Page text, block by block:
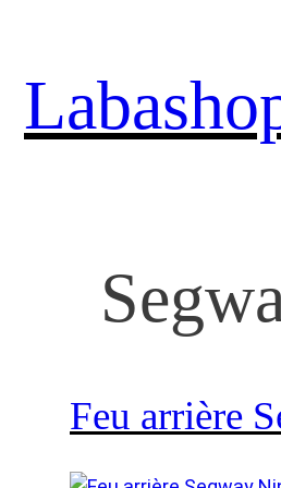
contenu
Feu arrière